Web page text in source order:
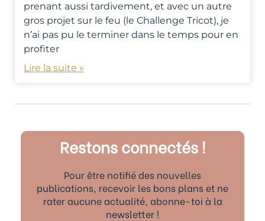
prenant aussi tardivement, et avec un autre
gros projet sur le feu (le Challenge Tricot), je
n’ai pas pu le terminer dans le temps pour en
profiter
Lire la suite »
Restons connectés !
Pour être notifié des nouvelles
publications, recevoir les bons plans et ne
rater aucune actualité, abonne-toi à la
newsletter !